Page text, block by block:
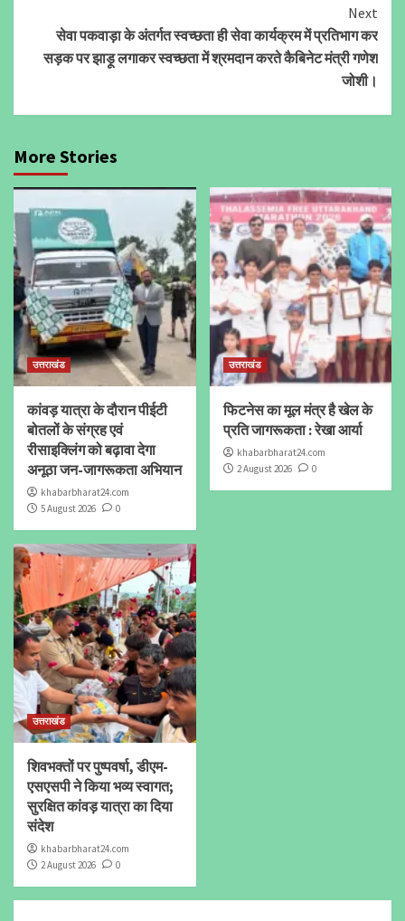
Next
सेवा पकवाड़ा के अंतर्गत स्वच्छता ही सेवा कार्यक्रम में प्रतिभाग कर
सड़क पर झाड़ू लगाकर स्वच्छता में श्रमदान करते कैबिनेट मंत्री गणेश
जोशी।
More Stories
उत्तराखंड
कांवड़ यात्रा के दौरान पीईटी
बोतलों के संग्रह एवं
रीसाइक्लिंग को बढ़ावा देगा
अनूठा जन-जागरूकता अभियान
khabarbharat24.com
5 August 2026
0
उत्तराखंड
फिटनेस का मूल मंत्र है खेल के
प्रति जागरूकता : रेखा आर्या
khabarbharat24.com
2 August 2026
0
उत्तराखंड
शिवभक्तों पर पुष्पवर्षा, डीएम-
एसएसपी ने किया भव्य स्वागत;
सुरक्षित कांवड़ यात्रा का दिया
संदेश
khabarbharat24.com
2 August 2026
0